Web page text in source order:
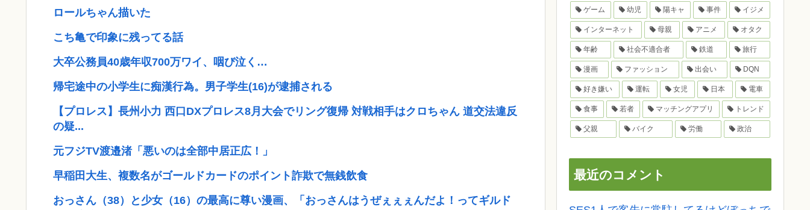
ロールちゃん描いた
こち亀で印象に残ってる話
大卒公務員40歳年収700万ワイ、咽び泣く…
帰宅途中の小学生に痴漢行為。男子学生(16)が逮捕される
【プロレス】長州小力 西口DXプロレス8月大会でリング復帰 対戦相手はクロちゃん 道交法違反
の疑...
元フジTV渡邉渚「悪いのは全部中居正広！」
早稲田大生、複数名がゴールドカードのポイント詐欺で無銭飲食
おっさん（38）と少女（16）の最高に尊い漫画、「おっさんはうぜぇぇぇんだよ！ってギルド
ゲーム 幼児 陽キャ 事件 イジメ
インターネット 母親 アニメ オタク
年齢 社会不適合者 鉄道 旅行
漫画 ファッション 出会い DQN
好き嫌い 運転 女児 日本 電車
食事 若者 マッチングアプリ トレンド
父親 バイク 労働 政治
最近のコメント